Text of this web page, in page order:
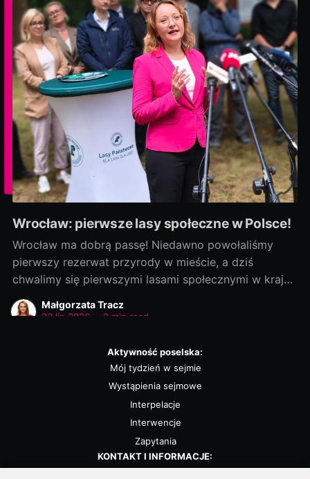
Wrocław: pierwsze lasy społeczne w Polsce!
Wrocław ma dobrą passę! Niedawno powołaliśmy
pierwszy rezerwat przyrody w mieście, a dziś
chwalimy się pierwszymi lasami społecznymi w kraju!
Rozmowy zaczęliśmy jako ostatni, a efekty
dowozimy jako pierwsi! Było to możliwe, bo nie
otwarte na dialog i kompromis — a to wszystko dla
Małgorzata Tracz
23 lip 2026 2 min read
Aktywność poselska:
Mój tydzień w sejmie
Wystąpienia sejmowe
Interpelacje
Interwencje
Zapytania
KONTAKT I INFORMACJE: